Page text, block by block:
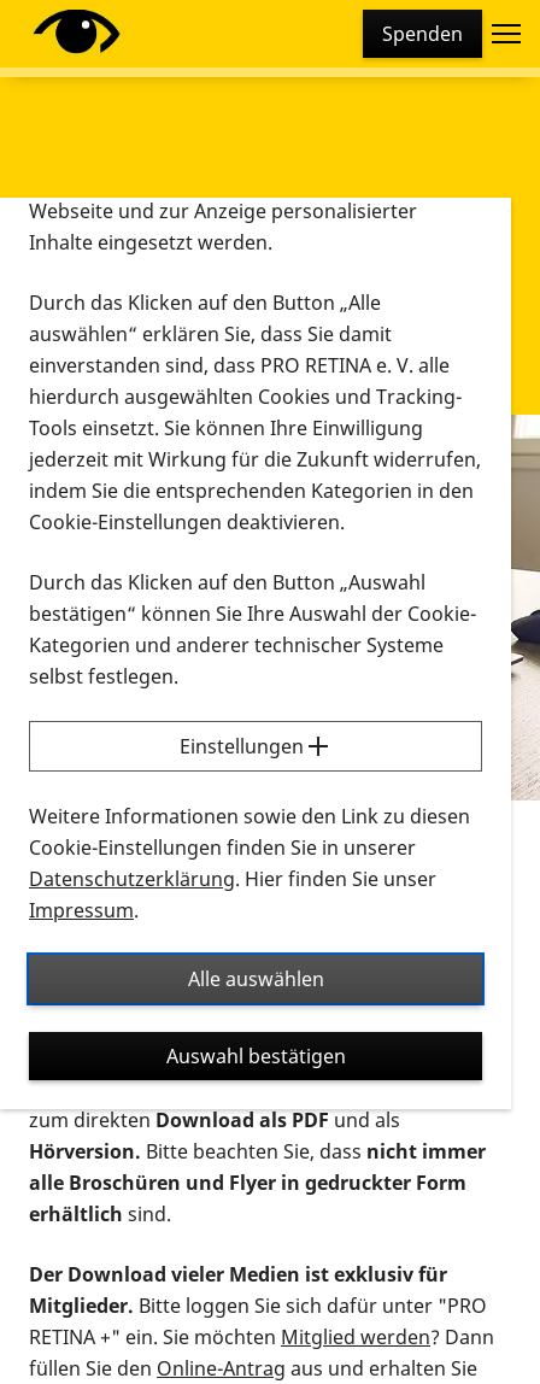
Spenden
Infomaterial
Infomaterial
Vorlesen
Alle Infomaterialien in verschiedenen
Formaten an einem Ort
Sie möchten wissen, wie Sie nach Infonmaterial
suchen und dieses bestellen bzw. herunterladen
können? Schauen Sie sich dieErklärvideos zum
Thema Infomaterial auf der PRO RETINA-Website
für blinde und sehbehinderte Menschen an.
Auf dieser Seite finden Sie sämtliches Infomaterial
Ort. Nutzen Sie den Formatfilter, um ausschließlich
nach Flyern und Broschüren, Audios oder Videos zu
suchen. Die meisten Flyer und Broschüren werden in
verschiedenen Formaten angeboten: zur
postalischen Bestellung als gedruckte Variante
zum direktenDownload als PDFund als
Hörversion. Bitte beachten Sie, dass nicht immer
alle Broschüren und Flyer in gedruckter Form
erhältlich sind.
Der Download vieler Medien ist exklusiv für
Mitglieder. Bitte loggen Sie sich dafür unter "PRO
RETINA +" ein. Sie möchten Mitglied werden? Dann
füllen Sie den Online-Antrag aus und erhalten Sie
Diese Webseite setzt verschiedene Cookies und
Tracking-Tools ein. Dies beinhaltet Cookies und
Webseite und zur Anzeige personalisierter
Inhalte eingesetzt werden.
Durch das Klicken auf den Button „Alle
auswählen“ erklären Sie, dass Sie damit
einverstanden sind, dass PRO RETINA e. V. alle
hierdurch ausgewählten Cookies und Tracking-
Tools einsetzt. Sie können Ihre Einwilligung
jederzeit mit Wirkung für die Zukunft widerrufen,
indem Sie die entsprechenden Kategorien in den
Cookie-Einstellungen deaktivieren.
Durch das Klicken auf den Button „Auswahl
bestätigen“ können Sie Ihre Auswahl der Cookie-
Kategorien und anderer technischer Systeme
selbst festlegen.
Einstellungen
Weitere Informationen sowie den Link zu diesen
Cookie-Einstellungen finden Sie in unserer
Datenschutzerklärung. Hier finden Sie unser
Impressum.
Alle auswählen
Auswahl bestätigen